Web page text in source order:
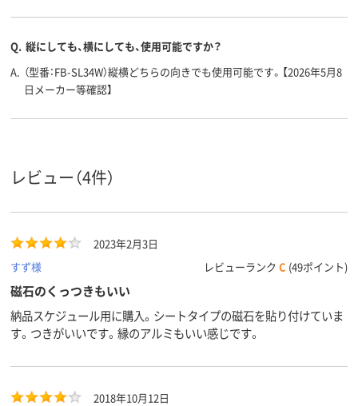
ボード面
片面（無地） 片面（無地）
カラーグ
ホワイト系
Q. 縦にしても、横にしても、使用可能ですか？
A. （型番：FB-SL34W）縦横どちらの向きでも使用可能です。【2026年5月8
日メーカー等確認】
レビュー（4件）
2023年2月3日
すず様
レビューランク C (49ポイント)
磁石のくっつきもいい
納品スケジュール用に購入。シートタイプの磁石を貼り付けていま
す。つきがいいです。縁のアルミもいい感じです。
2018年10月12日